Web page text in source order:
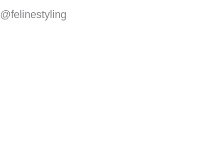
@felinestyling